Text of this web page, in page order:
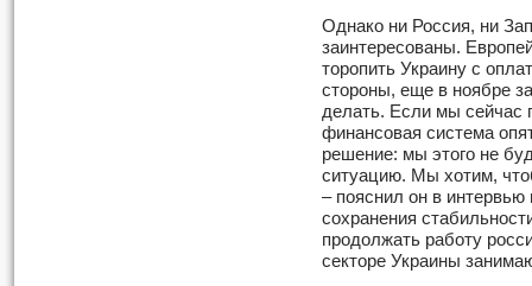
Однако ни Россия, ни
заинтересованы.
торопить Украину с
стороны, еще в ноябре
делать. Если мы сейчас
финансовая система
решение: мы этого не
ситуацию. Мы хотим,
– пояснил он в
сохранения
продолжать работу
секторе Украины